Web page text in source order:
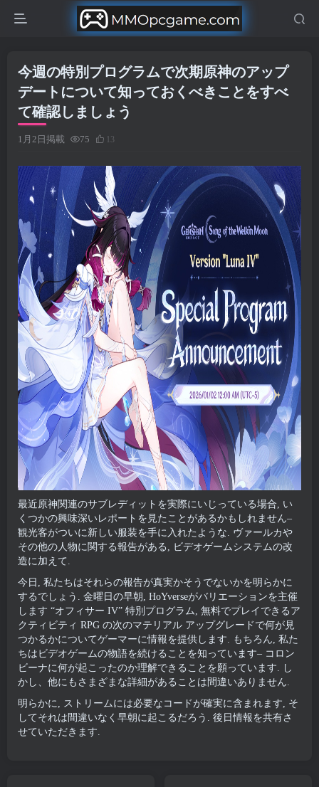
今週の特別プログラムで次期原神のアップ
デートについて知っておくべきことをすべ
て確認しましょう
1月2日掲載 75 13
最近原神関連のサブレディットを実際にいじっている場合, い
くつかの興味深いレポートを見たことがあるかもしれません–
観光客がついに新しい服装を手に入れたような. ヴァールカや
その他の人物に関する報告がある, ビデオゲームシステムの改
造に加えて.
今日, 私たちはそれらの報告が真実かそうでないかを明らかに
するでしょう. 金曜日の早朝, HoYverseがバリエーションを主催
します “オフィサー IV” 特別プログラム, 無料でプレイできるア
クティビティ RPG の次のマテリアル アップグレードで何が見
つかるかについてゲーマーに情報を提供します. もちろん, 私た
ちはビデオゲームの物語を続けることを知っています– コロン
ビーナに何が起こったのか理解できることを願っています. し
かし、他にもさまざまな詳細があることは間違いありません.
明らかに, ストリームには必要なコードが確実に含まれます, そ
してそれは間違いなく早朝に起こるだろう. 後日情報を共有さ
せていただきます.